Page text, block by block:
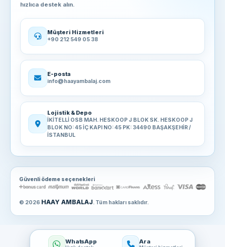
hızlıca destek alın.
Müşteri Hizmetleri
+90 212 549 05 38
E-posta
info@haayambalaj.com
Lojistik & Depo
İKİTELLİ OSB MAH. HESKOOP J BLOK SK. HESKOOP J
BLOK NO: 45 İÇ KAPI NO: 45 PK: 34490 BAŞAKŞEHİR /
İSTANBUL
Güvenli ödeme seçenekleri
© 2026 HAAY AMBALAJ. Tüm hakları saklıdır.
WhatsApp Ara